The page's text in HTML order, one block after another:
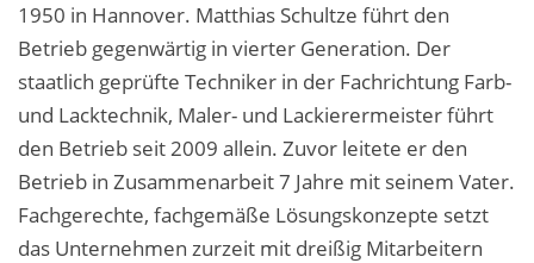
1950 in Hannover. Matthias Schultze führt den
Betrieb gegenwärtig in vierter Generation. Der
staatlich geprüfte Techniker in der Fachrichtung Farb-
und Lacktechnik, Maler- und Lackierermeister führt
den Betrieb seit 2009 allein. Zuvor leitete er den
Betrieb in Zusammenarbeit 7 Jahre mit seinem Vater.
Fachgerechte, fachgemäße Lösungskonzepte setzt
das Unternehmen zurzeit mit dreißig Mitarbeitern